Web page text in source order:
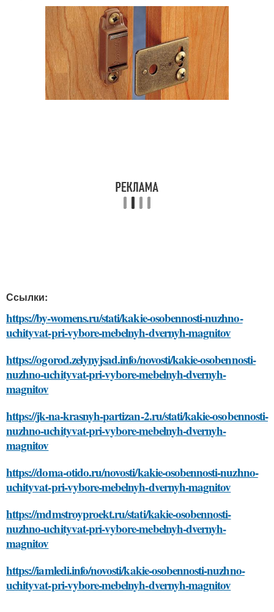
Ссылки:
https://by-womens.ru/stati/kakie-osobennosti-nuzhno-
uchityvat-pri-vybore-mebelnyh-dvernyh-magnitov
https://ogorod.zelynyjsad.info/novosti/kakie-osobennosti-
nuzhno-uchityvat-pri-vybore-mebelnyh-dvernyh-
magnitov
https://jk-na-krasnyh-partizan-2.ru/stati/kakie-osobennosti-
nuzhno-uchityvat-pri-vybore-mebelnyh-dvernyh-
magnitov
https://doma-otido.ru/novosti/kakie-osobennosti-nuzhno-
uchityvat-pri-vybore-mebelnyh-dvernyh-magnitov
https://mdmstroyproekt.ru/stati/kakie-osobennosti-
nuzhno-uchityvat-pri-vybore-mebelnyh-dvernyh-
magnitov
https://iamledi.info/novosti/kakie-osobennosti-nuzhno-
uchityvat-pri-vybore-mebelnyh-dvernyh-magnitov